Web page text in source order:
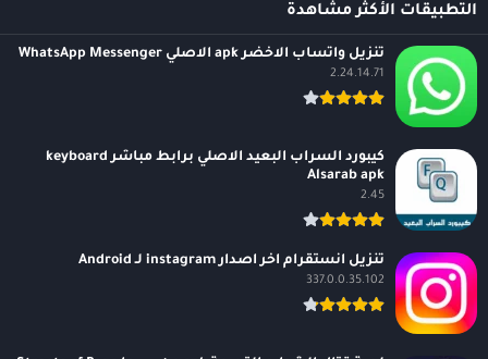
التطبيقات الأكثر مشاهدة
تنزيل واتساب الاخضر apk الاصلي WhatsApp Messenger
2.24.14.71
كيبورد السراب البعيد الاصلي برابط مباشر keyboard
Alsarab apk
2.45
تنزيل انستقرام اخر اصدار instagram لـ Android
337.0.0.35.102